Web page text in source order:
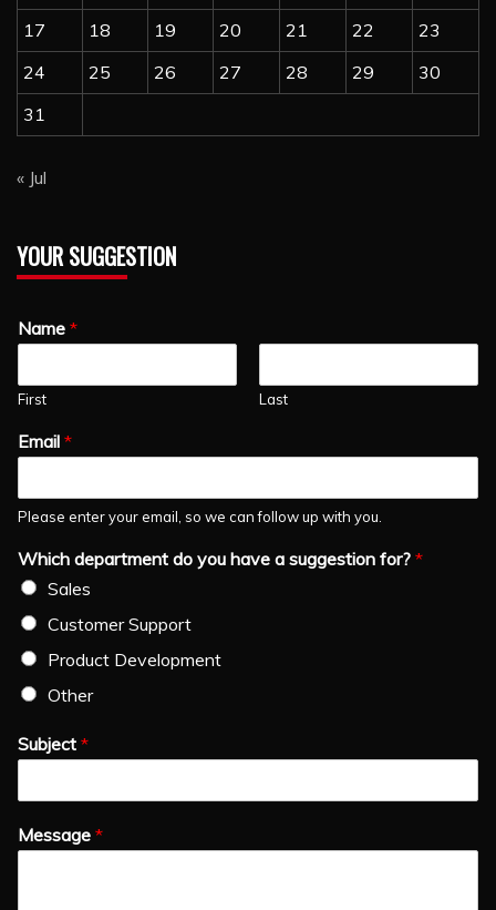
17
18 19 20 21 22
23
24
25 26 27 28 29
30
31
« Jul
YOUR SUGGESTION
Name *
First Last
Email *
Please enter your email, so we can follow up with you.
Which department do you have a suggestion for? *
Sales
Customer Support
Product Development
Other
Subject *
Message *